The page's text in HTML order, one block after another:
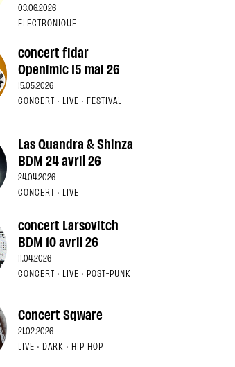
03.06.2026
ELECTRONIQUE
concert fidar
Openimic 15 mai 26
15.05.2026
CONCERT · LIVE · FESTIVAL
Las Quandra & Shinza
BDM 24 avril 26
24.04.2026
CONCERT · LIVE
concert Larsovitch
BDM 10 avril 26
11.04.2026
CONCERT · LIVE · POST-PUNK
Concert Sqware
21.02.2026
LIVE · DARK · HIP HOP